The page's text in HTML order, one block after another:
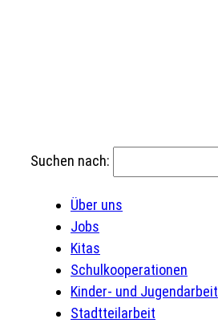
Suchen nach:
Über uns
Jobs
Kitas
Schulkooperationen
Kinder- und Jugendarbeit
Stadtteilarbeit